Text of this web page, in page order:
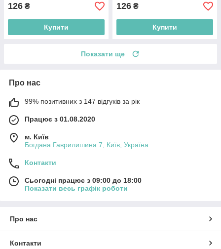
126 ₴
Купити
126 ₴
Купити
Показати ще
Про нас
99% позитивних з 147 відгуків за рік
Працює з 01.08.2020
м. Київ
Богдана Гаврилишина 7, Київ, Україна
Контакти
Сьогодні працює з 09:00 до 18:00
Показати весь графік роботи
Про нас
Контакти